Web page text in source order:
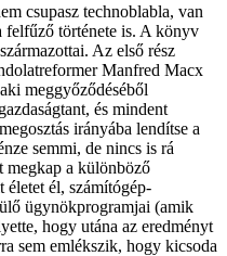
csupasz technoblabla, van
felfűző története is. A könyv
Az első rész
Manfred Macx
meggyőződéséből
és mindent
irányába lendítse a
semmi, de nincs is rá
megkap a különböző
él, számítógép-
ügynökprogramjai (amik
hogy utána az eredményt
sem emlékszik, hogy kicsoda